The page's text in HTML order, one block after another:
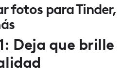
fotos para Tinder,
Deja que brille